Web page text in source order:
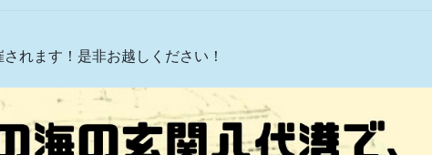
されます！是非お越しください！